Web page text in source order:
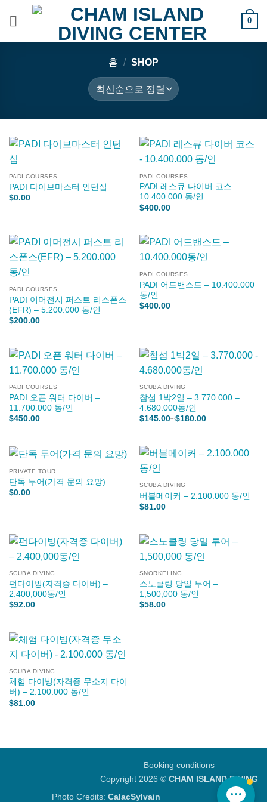
0
홈 / SHOP
PADI COURSES
PADI 다이브마스터 인턴십
$0.00
PADI COURSES
PADI 레스큐 다이버 코스 –
10.400.000 동/인
$400.00
PADI COURSES
PADI 이머전시 퍼스트 리스폰스
(EFR) – 5.200.000 동/인
$200.00
PADI COURSES
PADI 어드밴스드 – 10.400.000
동/인
$400.00
PADI COURSES
PADI 오픈 워터 다이버 –
11.700.000 동/인
$450.00
SCUBA DIVING
참섬 1박2일 – 3.770.000 –
4.680.000동/인
$145.00~$180.00가
PRIVATE TOUR
단독 투어(가격 문의 요망)
$0.00
SCUBA DIVING
버블메이커 – 2.100.000 동/인
$81.00
SCUBA DIVING
펀다이빙(자격증 다이버) –
2.400,000동/인
$92.00
SNORKELING
스노클링 당일 투어 –
1,500,000 동/인
$58.00
SCUBA DIVING
체험 다이빙(자격증 무소지 다이
버) – 2.100.000 동/인
$81.00
Booking conditions
Copyright 2026 © CHAM ISLAND DIVING
Photo Credits: CalacSylvain